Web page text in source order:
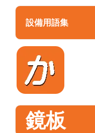
設備用語集
鏡板